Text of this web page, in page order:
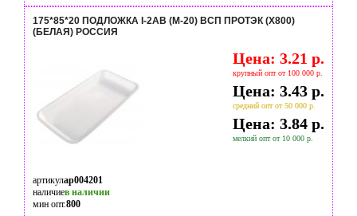
175*85*20 ПОДЛОЖКА I-2АВ (М-20) ВСП ПРОТЭК (Х800)
(БЕЛАЯ) РОССИЯ
Цена: 3.21 р.
крупный опт от 100 000 р.
Цена: 3.43 р.
средний опт от 50 000 р.
Цена: 3.84 р.
мелкий опт от 10 000 р.
артикулap004201
наличиев наличии
мин опт.800